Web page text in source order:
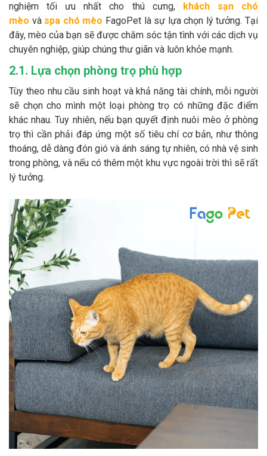
nghiệm tối ưu nhất cho thú cưng, khách sạn chó
mèo vàspa chó mèo FagoPet là sự lựa chọn lý tưởng. Tại
đây, mèo của bạn sẽ được chăm sóc tận tình với các dịch vụ
chuyên nghiệp, giúp chúng thư giãn và luôn khỏe mạnh.
2.1. Lựa chọn phòng trọ phù hợp
Tùy theo nhu cầu sinh hoạt và khả năng tài chính, mỗi người
sẽ chọn cho mình một loại phòng trọ có những đặc điểm
khác nhau. Tuy nhiên, nếu bạn quyết định nuôi mèo ở phòng
trọ thì cần phải đáp ứng một số tiêu chí cơ bản, như thông
thoáng, dễ dàng đón gió và ánh sáng tự nhiên, có nhà vệ sinh
trong phòng, và nếu có thêm một khu vực ngoài trời thì sẽ rất
lý tưởng.